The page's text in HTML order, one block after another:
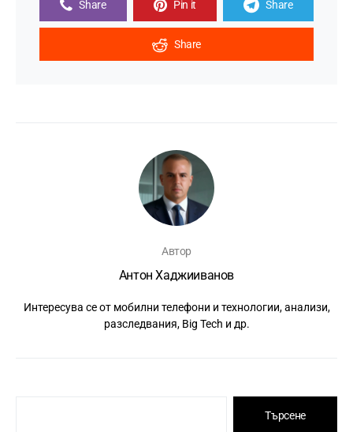
Share Pin it Share
Share
Автор
Антон Хаджииванов
Интересува се от мобилни телефони и технологии, анализи,
разследвания, Big Tech и др.
Търсене